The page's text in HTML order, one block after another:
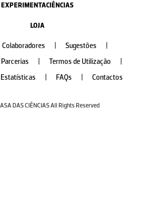
EXPERIMENTACIÊNCIAS
LOJA
Colaboradores Sugestões
Parcerias Termos de Utilização
Estatísticas FAQs Contactos
DAS CIÊNCIAS All Rights Reserved